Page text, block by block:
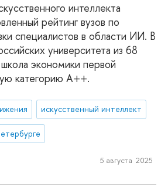
интеллекта
рейтинг вузов по
специалистов в области ИИ. В
университета из 68
экономики первой
категорию А++.
искусственный интеллект
5 августа 2025